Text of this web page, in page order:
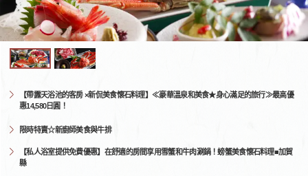
【帶露天浴池的客房 ×新侃美食懷石料理】≪豪華溫泉和美食★身心滿足的旅行≫最高優
惠14,580日圓！
限時特賣☆新廚師美食與牛排
【私人浴室提供免費優惠】在舒適的房間享用雪蟹和牛肉涮鍋！螃蟹美食懷石料理■加賀
縣